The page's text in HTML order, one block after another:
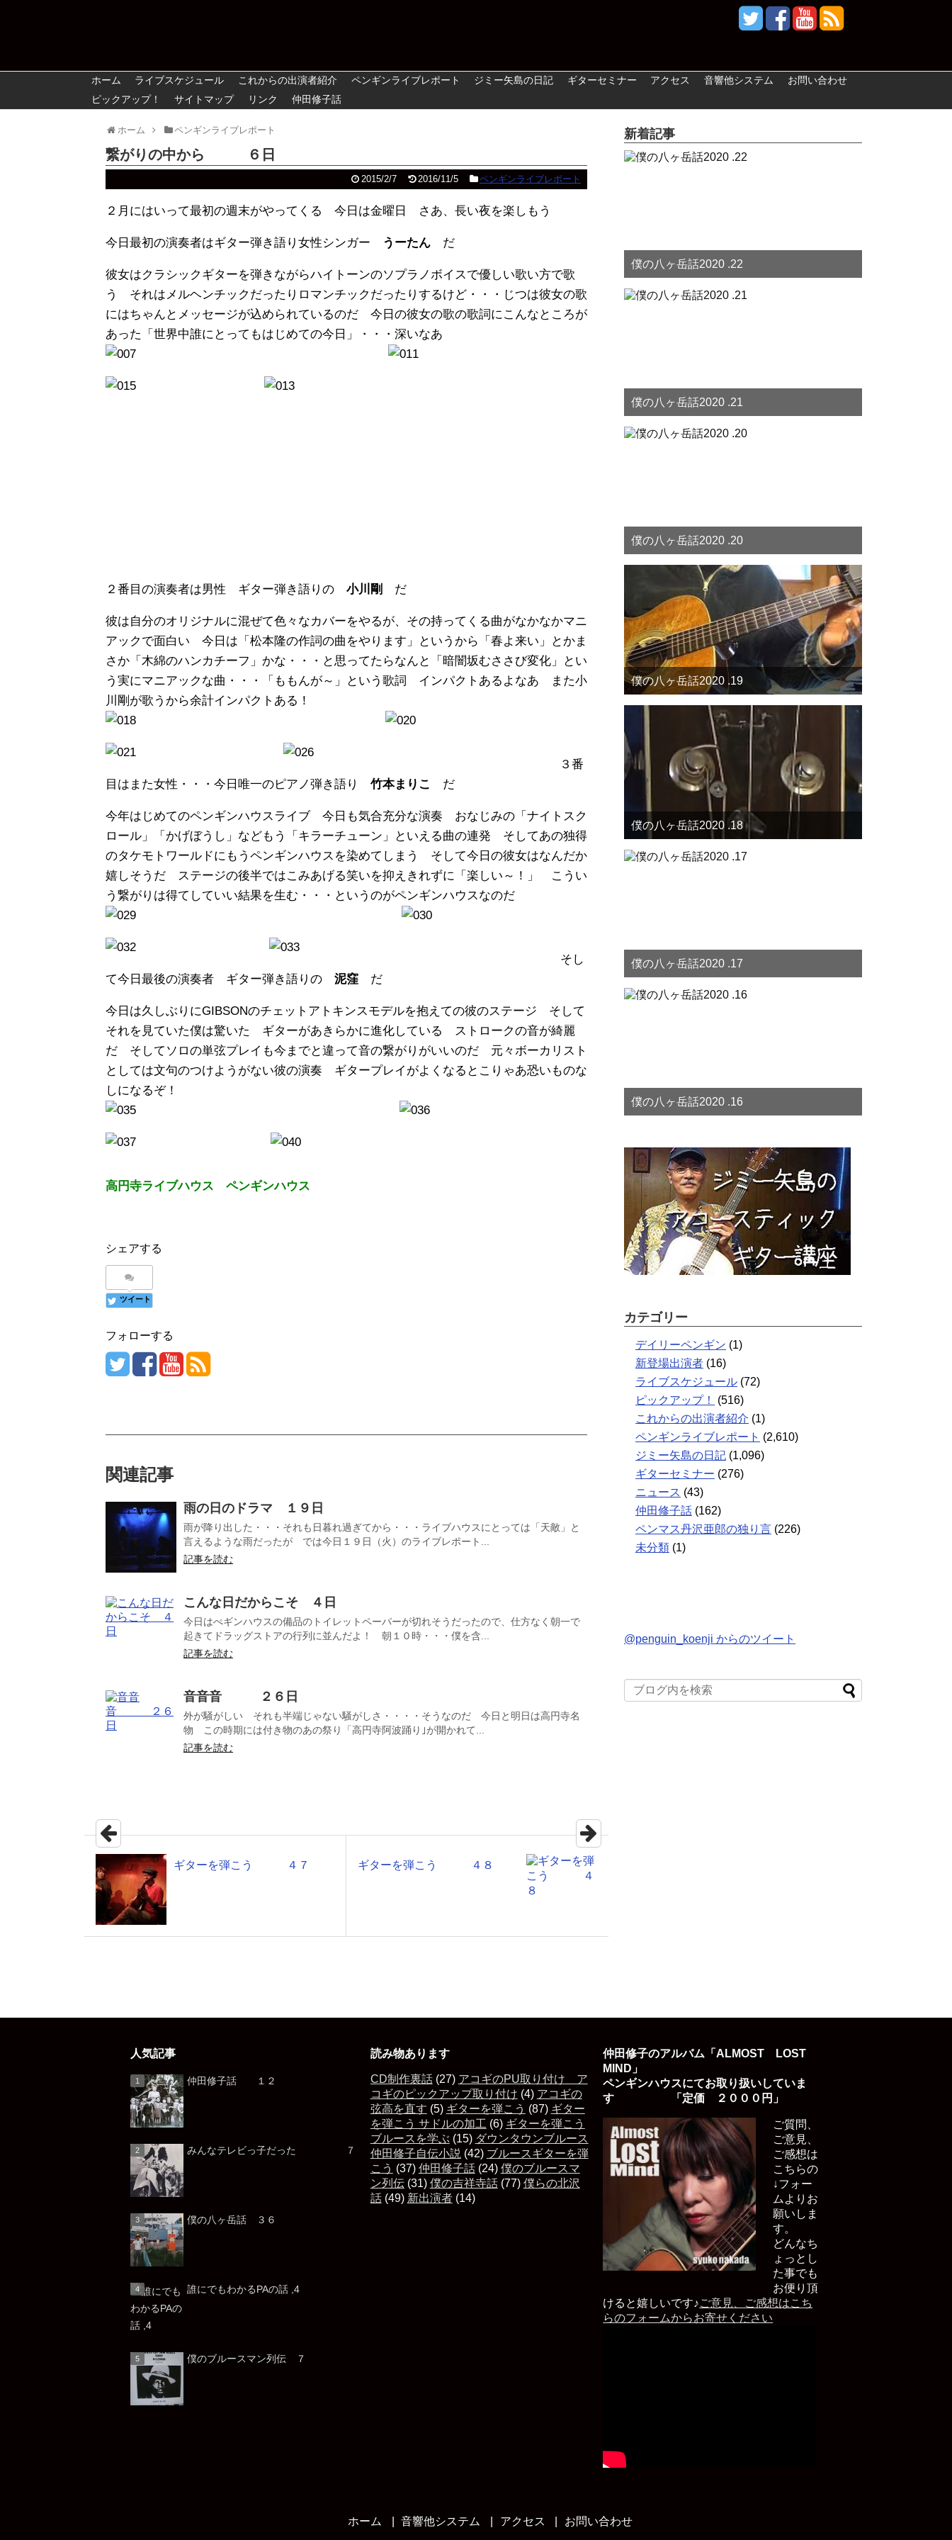
ホーム ライブスケジュール これからの出演者紹介 ペンギンライブレポート ジミー矢島の日記 ギターセミナー アクセス 音響他システム
お問い合わせ
ピックアップ！
サイトマップ リンク 仲田修子話
ホーム ペンギンライブレポート
繋がりの中から ６日
2015/2/7 2016/11/5 ペンギンライブレポート
２月にはいって最初の週末がやってくる 今日は金曜日 さあ、長い夜を楽しもう
今日最初の演奏者はギター弾き語り女性シンガー うーたん だ
彼女はクラシックギターを弾きながらハイトーンのソプラノボイスで優しい歌い方で歌
う それはメルヘンチックだったりロマンチックだったりするけど・・・じつは彼女の歌
にはちゃんとメッセージが込められているのだ 今日の彼女の歌の歌詞にこんなところが
あった「世界中誰にとってもはじめての今日」・・・深いなあ
２番目の演奏者は男性 ギター弾き語りの 小川剛 だ
彼は自分のオリジナルに混ぜて色々なカバーをやるが、その持ってくる曲がなかなかマニ
アックで面白い 今日は「松本隆の作詞の曲をやります」というから「春よ来い」とかま
さか「木綿のハンカチーフ」かな・・・と思ってたらなんと「暗闇坂むささび変化」とい
う実にマニアックな曲・・・「ももんが～」という歌詞 インパクトあるよなあ また小
川剛が歌うから余計インパクトある！
３番
目はまた女性・・・今日唯一のピアノ弾き語り 竹本まりこ だ
今年はじめてのペンギンハウスライブ 今日も気合充分な演奏 おなじみの「ナイトスク
ロール」「かげぼうし」などもう「キラーチューン」といえる曲の連発 そしてあの独得
のタケモトワールドにもうペンギンハウスを染めてしまう そして今日の彼女はなんだか
嬉しそうだ ステージの後半ではこみあげる笑いを抑えきれずに「楽しい～！」 こうい
う繋がりは得てしていい結果を生む・・・というのがペンギンハウスなのだ
そし
て今日最後の演奏者 ギター弾き語りの 泥窪 だ
今日は久しぶりにGIBSONのチェットアトキンスモデルを抱えての彼のステージ そして
それを見ていた僕は驚いた ギターがあきらかに進化している ストロークの音が綺麗
だ そしてソロの単弦プレイも今までと違って音の繋がりがいいのだ 元々ボーカリスト
としては文句のつけようがない彼の演奏 ギタープレイがよくなるとこりゃあ恐いものな
しになるぞ！
高円寺ライブハウス ペンギンハウス
シェアする
ツイート
フォローする
関連記事
雨の日のドラマ １９日
雨が降り出した・・・それも日暮れ過ぎてから・・・ライブハウスにとっては「天敵」と
言えるような雨だったが では今日１９日（火）のライブレポート...
記事を読む
こんな日だからこそ ４日
今日はぺギンハウスの備品のトイレットペーパーが切れそうだったので、仕方なく朝一で
起きてドラッグストアの行列に並んだよ！ 朝１０時・・・僕を含...
記事を読む
音音音 ２６日
外が騒がしい それも半端じゃない騒がしさ・・・・そうなのだ 今日と明日は高円寺名
物 この時期には付き物のあの祭り「高円寺阿波踊り｣が開かれて...
記事を読む
ギターを弾こう ４７ ギターを弾こう ４８
新着記事
僕の八ヶ岳話2020 .22
僕の八ヶ岳話2020 .21
僕の八ヶ岳話2020 .20
僕の八ヶ岳話2020 .19
僕の八ヶ岳話2020 .18
僕の八ヶ岳話2020 .17
僕の八ヶ岳話2020 .16
カテゴリー
デイリーペンギン (1)
新登場出演者 (16)
ライブスケジュール (72)
ピックアップ！
(516)
これからの出演者紹介 (1)
ペンギンライブレポート (2,610)
ジミー矢島の日記 (1,096)
ギターセミナー (276)
ニュース (43)
仲田修子話 (162)
ペンマス丹沢亜郎の独り言 (226)
未分類 (1)
@penguin_koenji からのツイート
人気記事
仲田修子話 １２
みんなテレビっ子だった ７
僕の八ヶ岳話 ３６
誰にでもわかるPAの話 ,4
僕のブルースマン列伝 ７
読み物あります
CD制作裏話(27) アコギのPU取り付け ア
コギのピックアップ取り付け (4) アコギの
弦高を直す (5) ギターを弾こう (87) ギター
を弾こう サドルの加工 (6) ギターを弾こう
ブルースを学ぶ (15) ダウンタウンブルース
仲田修子自伝小説 (42) ブルースギターを弾
こう (37) 仲田修子話(24) 僕のブルースマ
ン列伝(31) 僕の吉祥寺話(77) 僕らの北沢
話(49) 新出演者(14)
仲田修子のアルバム「ALMOST LOST
MIND」
ペンギンハウスにてお取り扱いしていま
す 「定価 ２０００円」
ご質問、
ご意見、
ご感想は
こちらの
↓フォー
ムよりお
願いしま
す。
どんなち
ょっとし
た事でも
お便り頂
けると嬉しいです♪ご意見、ご感想はこち
らのフォームからお寄せください
ホーム 音響他システム アクセス お問い合わせ